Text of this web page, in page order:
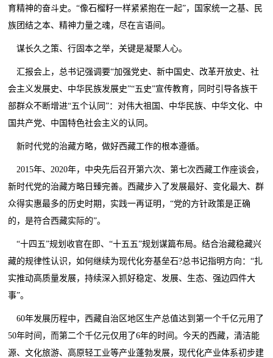
育精神的奋斗史。“像石榴籽一样紧紧抱在一起”，国家统一之基、民
族团结之本、精神力量之魂，尽在言语间。
谋长久之策、行固本之举，关键是凝聚人心。
汇报会上，总书记强调要“加强党史、新中国史、改革开放史、社
会主义发展史、中华民族发展史”“五史”宣传教育，同时引导各族干
部群众不断增进“五个认同”：对伟大祖国、中华民族、中华文化、中
国共产党、中国特色社会主义的认同。
新时代党的治藏方略，做好西藏工作的根本遵循。
2015年、2020年，中央先后召开第六次、第七次西藏工作座谈会，
新时代党的治藏方略日臻完善。西藏步入了发展最好、变化最大、群
众得实惠最多的历史时期，实践一再证明，“党的方针政策是正确
的，是符合西藏实际的”。
“十四五”规划收官在即、“十五五”规划谋篇布局。结合治藏稳藏兴
藏的规律性认识，如何继续为现代化夯基垒石?总书记指明方向：“扎
实推动高质量发展，持续深入抓好稳定、发展、生态、强边四件大
事”。
60年发展历程中，西藏自治区地区生产总值达到第一个千亿元用了
50年时间，而第二个千亿元仅用了6年的时间。今天的西藏，清洁能
源、文化旅游、高原轻工业等产业蓬勃发展，现代化产业体系初步建